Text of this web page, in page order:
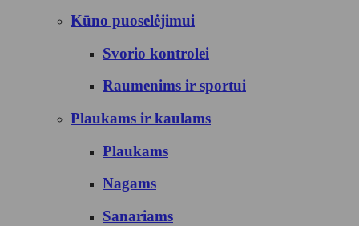
Kūno puoselėjimui
Svorio kontrolei
Raumenims ir sportui
Plaukams ir kaulams
Plaukams
Nagams
Sanariams